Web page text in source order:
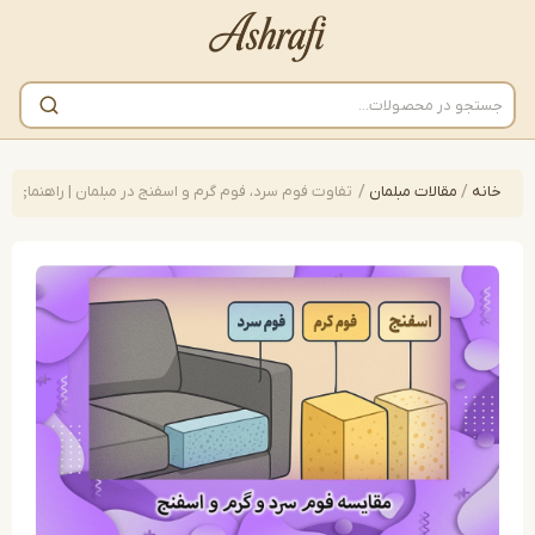
مقالات مبلمان/ تفاوت فوم سرد، فوم گرم و اسفنج در مبلمان | راهنمای کامل برای